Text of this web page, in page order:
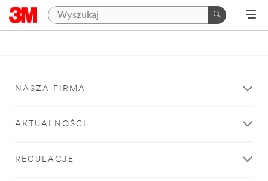
NASZA FIRMA
AKTUALNOŚCI
REGULACJE